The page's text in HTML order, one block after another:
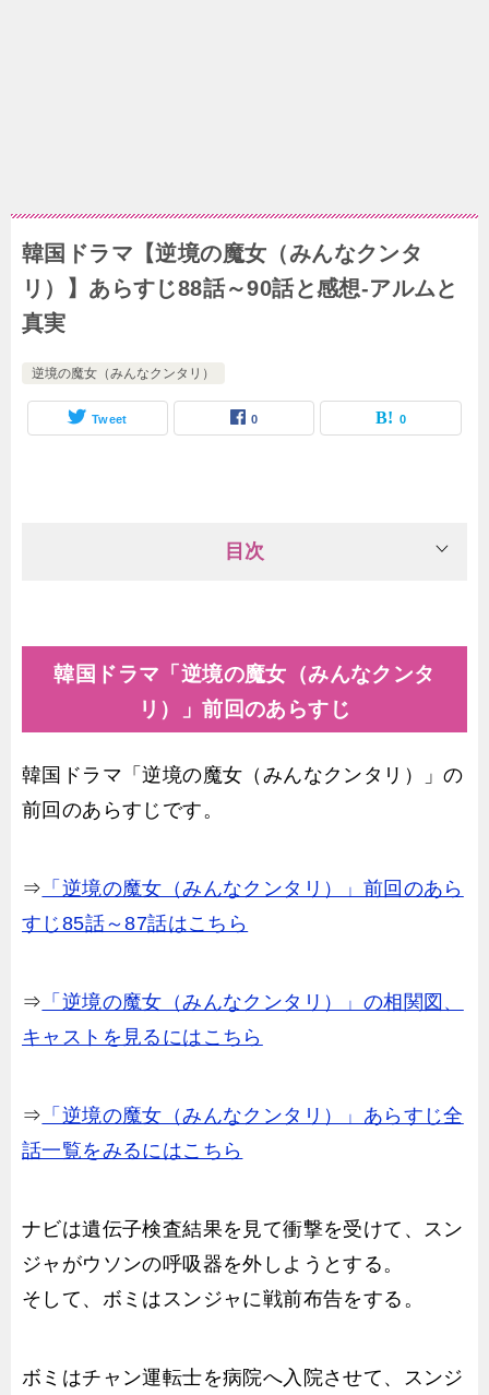
韓国ドラマ【逆境の魔女（みんなクンタ
リ）】あらすじ88話～90話と感想-アルムと
真実
逆境の魔女（みんなクンタリ）
Tweet 0 0
目次
韓国ドラマ「逆境の魔女（みんなクンタ
リ）」前回のあらすじ
韓国ドラマ「逆境の魔女（みんなクンタリ）」の
前回のあらすじです。
⇒ 「逆境の魔女（みんなクンタリ）」前回のあら
すじ85話～87話はこちら
⇒ 「逆境の魔女（みんなクンタリ）」の相関図、
キャストを見るにはこちら
⇒ 「逆境の魔女（みんなクンタリ）」あらすじ全
話一覧をみるにはこちら
ナビは遺伝子検査結果を見て衝撃を受けて、スン
ジャがウソンの呼吸器を外しようとする。
そして、ボミはスンジャに戦前布告をする。
ボミはチャン運転士を病院へ入院させて、スンジ